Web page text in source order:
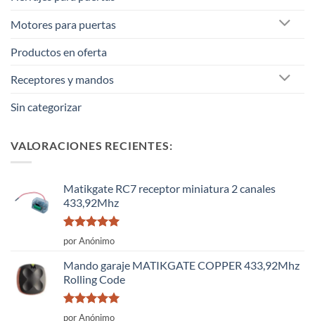
Motores para puertas
Productos en oferta
Receptores y mandos
Sin categorizar
VALORACIONES RECIENTES:
Matikgate RC7 receptor miniatura 2 canales
433,92Mhz
Valorado
con
por Anónimo
Mando garaje MATIKGATE COPPER 433,92Mhz
Rolling Code
Valorado
por Anónimo